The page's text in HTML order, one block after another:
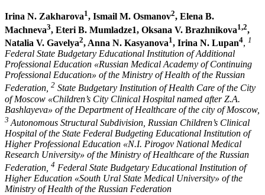
Irina N. Zakharova1, Ismail M. Osmanov2, Elena B.
Machneva3, Eteri B. Mumladze1, Oksana V. Brazhnikova1,2,
Natalia V. Gavelya2, Anna N. Kasyanova1, Irina N. Lupan4, 1
Federal State Budgetary Educational Institution of Additional
Professional Education «Russian Medical Academy of Continuing
Professional Education» of the Ministry of Health of the Russian
Federation, 2 State Budgetary Institution of Health Care of the City
of Moscow «Children’s City Clinical Hospital named after Z.A.
Bashlayeva» of the Department of Healthcare of the city of Moscow,
3 Autonomous Structural Subdivision, Russian Children’s Clinical
Hospital of the State Federal Budgeting Educational Institution of
Higher Professional Education «N.I. Pirogov National Medical
Research University» of the Ministry of Healthcare of the Russian
Federation, 4 Federal State Budgetary Educational Institution of
Higher Education «South Ural State Medical University» of the
Ministry of Health of the Russian Federation